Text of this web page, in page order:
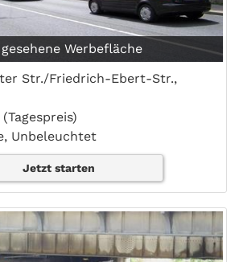
Werbefläche
Str./Friedrich-Ebert-Str.,
Unbeleuchtet
Jetzt starten